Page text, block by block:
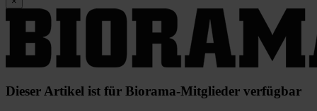
Dieser Artikel ist für Biorama-Mitglieder verfügbar